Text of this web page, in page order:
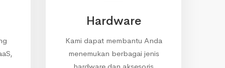
Hardware
Kami dapat membantu Anda
menemukan berbagai jenis